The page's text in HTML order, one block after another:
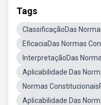
Tags
ClassificaçãoDas
EficaciaDas Normas
InterpretaçãoDas
Aplicabilidade Das
Normas
Aplicabilidade Das